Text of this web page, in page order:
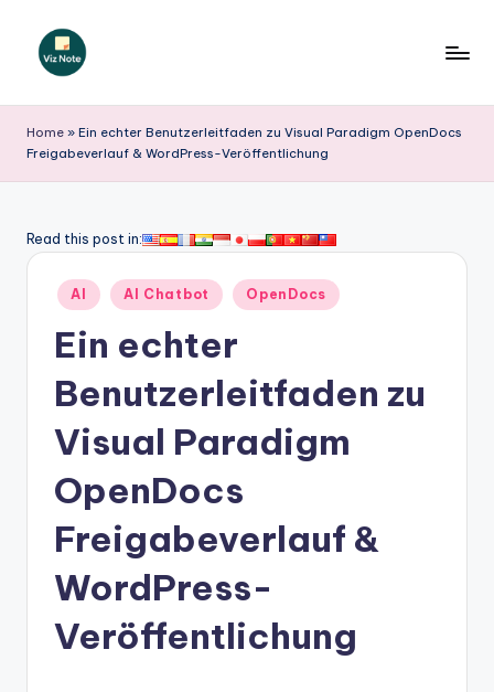
iz
N
t
m
A
In
Home » Ein echter Benutzerleitfaden zu Visual Paradigm OpenDocs
Freigabeverlauf & WordPress-Veröffentlichung
Read this post in:
Posted
in
AI AI Chatbot OpenDocs
Ein echter
Benutzerleitfaden zu
Visual Paradigm
OpenDocs
Freigabeverlauf &
WordPress-
Veröffentlichung